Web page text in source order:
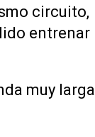
circuito,
entrenar
muy larga